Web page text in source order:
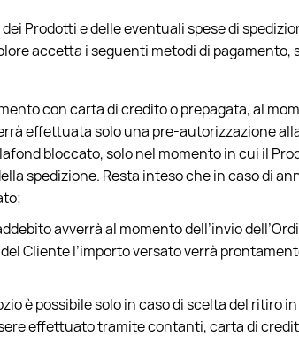
Prodotti e delle eventuali spese di
accetta i seguenti metodi di
con carta di credito o prepagata, al
effettuata solo una pre-autorizzazione
bloccato, solo nel momento in cui il
spedizione. Resta inteso che in caso di
avverrà al momento dell’invio
Cliente l’importo versato verrà
è possibile solo in caso di scelta del ritiro
effettuato tramite contanti, carta di